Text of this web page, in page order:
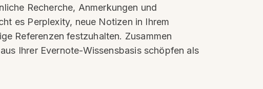
Recherche, Anmerkungen und
es Perplexity, neue Notizen in Ihrem
Referenzen festzuhalten. Zusammen
Ihrer Evernote-Wissensbasis schöpfen als